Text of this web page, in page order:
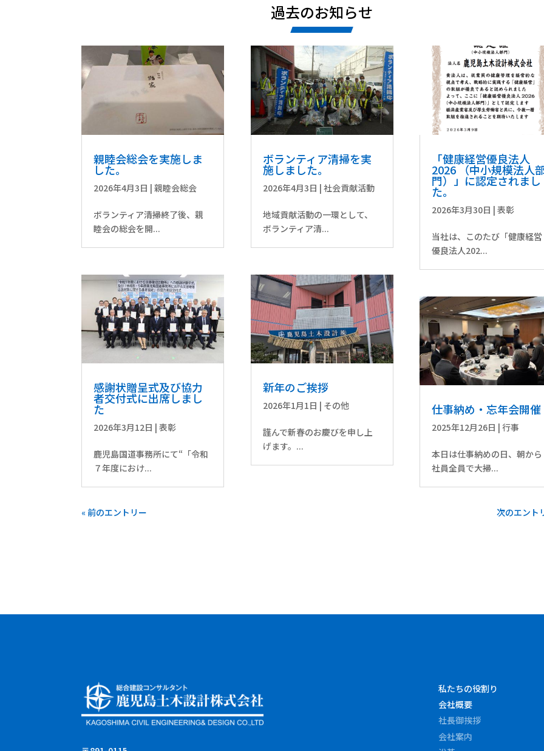
過去のお知らせ
親睦会総会を実施しま
した。
2026年4月3日 |親睦会総会
ボランティア清掃終了後、親
睦会の総会を開...
感謝状贈呈式及び協力
者交付式に出席しまし
た
2026年3月12日 |表彰
鹿児島国道事務所にて“「令和
７年度におけ...
ボランティア清掃を実
施しました。
2026年4月3日 | 社会貢献活動
地域貢献活動の一環として、
ボランティア清...
新年のご挨拶
2026年1月1日 | その他
謹んで新春のお慶びを申し上
げます。...
「健康経営優良法人
2026 （中小規模法人
門）」に認定されまし
た。
2026年3月30日 |表彰
当社は、このたび「健康経営
優良法人202...
仕事納め・忘年会開催
2025年12月26日 |行事
本日は仕事納めの日、朝から
社員全員で大掃...
« 前のエントリー 次のエント
私たちの役割り
会社概要
社長御挨拶
会社案内